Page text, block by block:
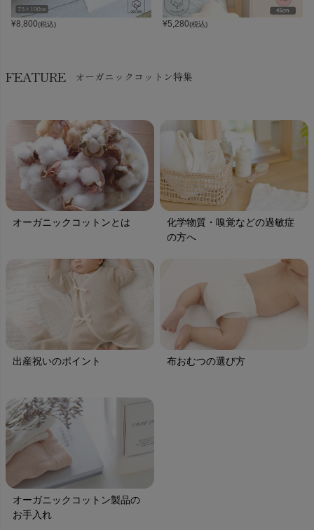
¥8,800(税込) ¥5,280(税込)
FEATURE オーガニックコットン特集
オーガニックコットンとは
化学物質・嗅覚などの過敏症
の方へ
出産祝いのポイント 布おむつの選び方
オーガニックコットン製品の
お手入れ